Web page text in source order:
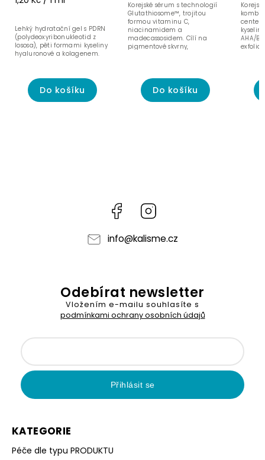
Do košíku
Lehký hydratační gel s PDRN
(polydeoxyribonukleotid z
lososa), pěti formami kyseliny
hyaluronové a kolagenem.
Do košíku
Korejské sérum s technologií
Glutathiosome™, trojitou
formou vitaminu C,
niacinamidem a
madecassosidem. Cílí na
pigmentové skvrny,
AHA/
Facebook
info@kalisme.cz
KATEGORIE
Péče dle typu PRODUKTU
Odebírat newsletter
Vložením e-mailu souhlasíte s
podmínkami ochrany osobních údajů
Přihlásit se